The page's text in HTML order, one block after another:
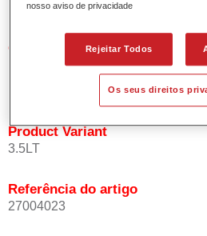
Esmalte 730.
Características do produto
Contém pigmentos de alta
Product Variant
3.5LT
Referência do artigo
27004023
nosso aviso de privacidade
Rejeitar Todos
Os seus direitos